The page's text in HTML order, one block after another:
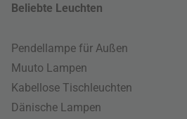
Beliebte Leuchten
Pendellampe für Außen
Muuto Lampen
Kabellose Tischleuchten
Dänische Lampen